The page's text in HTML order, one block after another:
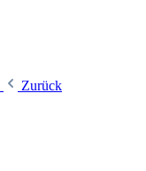
Zurück